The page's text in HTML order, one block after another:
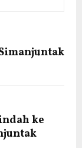
ke